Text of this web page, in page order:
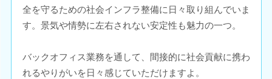
全を守るための社会インフラ整備に日々取り組んでいま
す。景気や情勢に左右されない安定性も魅力の一つ。
バックオフィス業務を通して、間接的に社会貢献に携わ
れるやりがいを日々感じていただけますよ。